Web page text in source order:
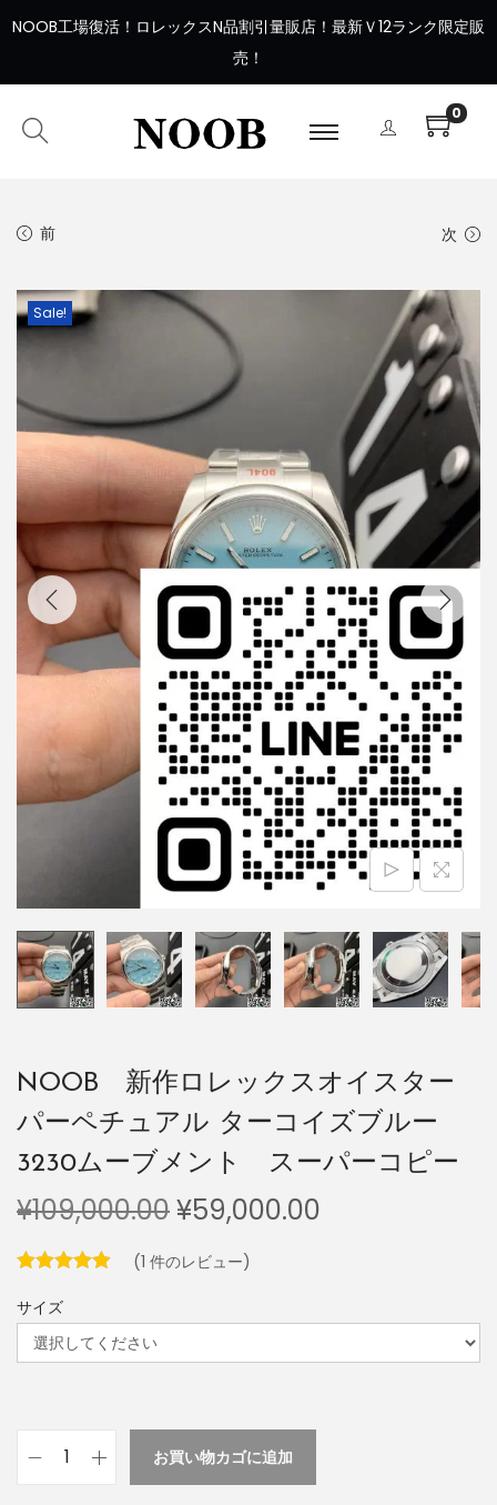
NOOB工場復活 ！ ロレックスN品割引量販店！最新Ｖ12ランク限定販
売！
0
前 次
Sale!
NOOB 新作ロレックスオイスター
パーペチュアル ターコイズブルー
3230ムーブメント スーパーコピー
¥109,000.00¥59,000.00
(1 件のレビュー)
サイズ
お買い物カゴに追加